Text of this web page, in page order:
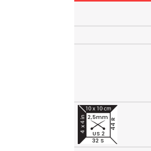
32 S
44 R
2,5mm
US 2